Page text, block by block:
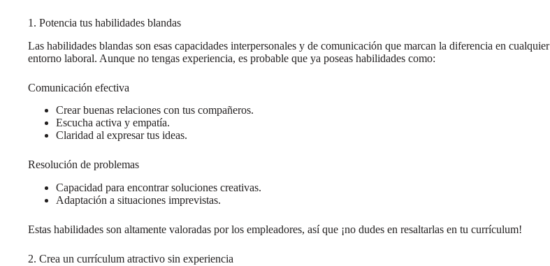
1. Potencia tus habilidades blandas
Las habilidades blandas son esas capacidades interpersonales y de comunicación que marcan la diferencia en cualquier
entorno laboral. Aunque no tengas experiencia, es probable que ya poseas habilidades como:
Comunicación efectiva
Crear buenas relaciones con tus compañeros.
Escucha activa y empatía.
Claridad al expresar tus ideas.
Resolución de problemas
Capacidad para encontrar soluciones creativas.
Adaptación a situaciones imprevistas.
Estas habilidades son altamente valoradas por los empleadores, así que ¡no dudes en resaltarlas en tu currículum!
2. Crea un currículum atractivo sin experiencia